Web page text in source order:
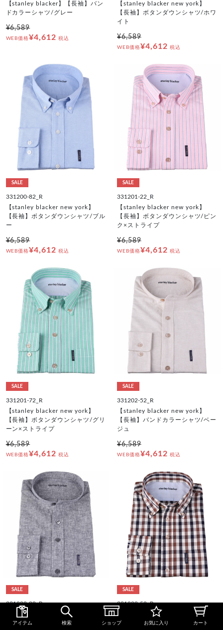
【stanley blacker】【長袖】バン
ドカラーシャツ/グレー
¥6,589
WEB価格¥4,612 税込
【stanley blacker new york】
【長袖】ボタンダウンシャツ/ホワ
イト
¥6,589
WEB価格¥4,612 税込
SALE
331200-82_R
【stanley blacker new york】
【長袖】ボタンダウンシャツ/ブル
ー
¥6,589
WEB価格¥4,612 税込
SALE
331201-22_R
【stanley blacker new york】
【長袖】ボタンダウンシャツ/ピン
ク×ストライプ
¥6,589
WEB価格¥4,612 税込
SALE
331201-72_R
【stanley blacker new york】
【長袖】ボタンダウンシャツ/グリ
ーン×ストライプ
¥6,589
WEB価格¥4,612 税込
SALE
331202-52_R
【stanley blacker new york】
【長袖】バンドカラーシャツ/ベー
ジュ
¥6,589
WEB価格¥4,612 税込
SALE
331202-88_R
【stanley blacker new york】
【長袖】バンドカラーシャツ/グレ
SALE
331203-52_R
【stanley blacker new york】
【長袖】ボタンダウンシャツ/ブラ
アイテム 検索 ショップ お気に入り カート